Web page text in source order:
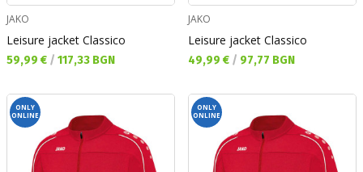
JAKO
Leisure jacket Classico
Текуща цена:
59,99 € / 117,33 BGN
JAKO
Leisure jacket Classico
Текуща цена:
49,99 € / 97,77 BGN
ONLY
ONLINE
ONLY
ONLINE